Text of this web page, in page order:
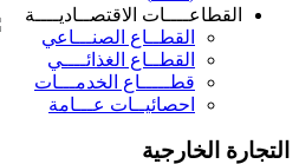
القطاعــــات الاقتصــاديــــة
القطــاع الصنـــاعي
القطــاع الغذائــــي
قطـــــاع الخدمـــات
احصائيــات عـــامة
التجارة الخارجية